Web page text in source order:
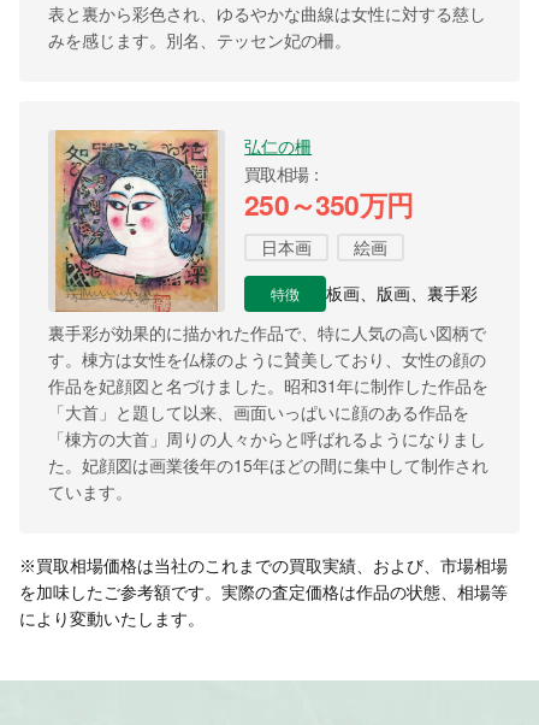
表と裏から彩色され、ゆるやかな曲線は女性に対する慈し
みを感じます。別名、テッセン妃の柵。
弘仁の柵
買取相場
250～350万円
日本画 絵画
特徴 板画、版画、裏手彩
裏手彩が効果的に描かれた作品で、特に人気の高い図柄で
す。棟方は女性を仏様のように賛美しており、女性の顔の
作品を妃顔図と名づけました。昭和31年に制作した作品を
「大首」と題して以来、画面いっぱいに顔のある作品を
「棟方の大首」周りの人々からと呼ばれるようになりまし
た。妃顔図は画業後年の15年ほどの間に集中して制作され
ています。
※買取相場価格は当社のこれまでの買取実績、および、市場相場
を加味したご参考額です。実際の査定価格は作品の状態、相場等
により変動いたします。